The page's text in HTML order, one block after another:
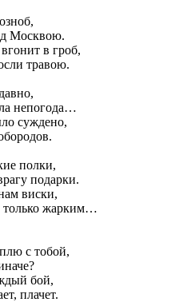
Москвою.
в гроб,
травою.
непогода…
суждено,
полки,
подарки.
виски,
жарким…
с тобой,
бой,
плачет.